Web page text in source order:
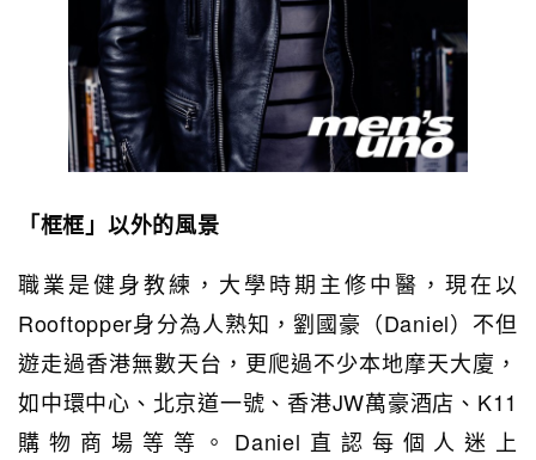
「框框」以外的風景
職業是健身教練，大學時期主修中醫，現在以
Rooftopper身分為人熟知，劉國豪（Daniel）不但
遊走過香港無數天台，更爬過不少本地摩天大廈，
如中環中心、北京道一號、香港JW萬豪酒店、K11
購物商場等等。Daniel直認每個人迷上